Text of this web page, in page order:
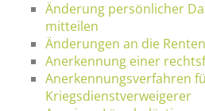
Änderung persönlicher
mitteilen
Änderungen an die
Anerkennung einer
Anerkennungsverfahren
Kriegsdienstverweigerer